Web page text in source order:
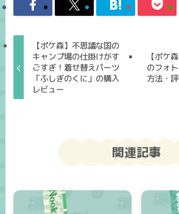
【ポケ森】不思議な国の
キャンプ場の仕掛けがす
ごすぎ！着せ替えパーツ
「ふしぎのくに」の購入
レビュー
【ポケ
のフォ
方法・
関連記事